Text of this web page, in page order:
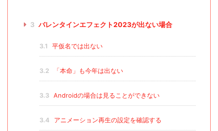
3 バレンタインエフェクト2023が出ない場合
3.1 平仮名では出ない
3.2 「本命」も今年は出ない
3.3 Androidの場合は見ることができない
3.4 アニメーション再生の設定を確認する